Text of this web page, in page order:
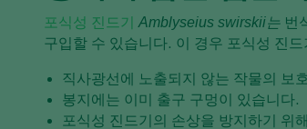
포식성 진드기 Amblyseius swirskii는 번
구입할 수 있습니다. 이 경우 포식성 진
직사광선에 노출되지 않는 작물의 보
봉지에는 이미 출구 구멍이 있습니다.
포식성 진드기의 손상을 방지하기 위